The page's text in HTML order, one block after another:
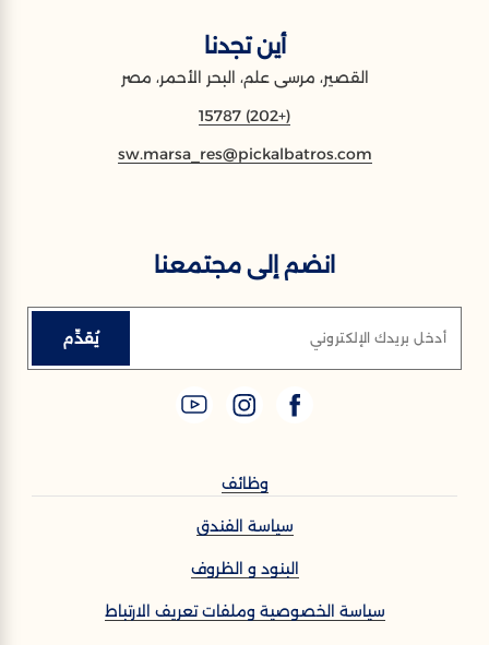
أين تجدنا
القصير، مرسى علم، البحر الأحمر، مصر
(+202) 15787
sw.marsa_res@pickalbatros.com
انضم إلى مجتمعنا
أدخل بريدك الإلكتروني يُقدِّم
وظائف
سياسة الفندق
البنود و الظروف
سياسة الخصوصية وملفات تعريف الارتباط